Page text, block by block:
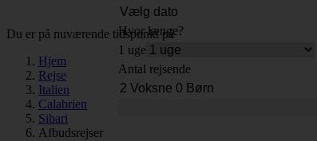
Hvor længe?
1 uge
Antal rejsende
Du er på nuværende tidspunkt på
Hjem
Rejse
Italien
Calabrien
Sibari
Afbudsrejser